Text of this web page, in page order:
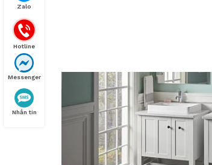
Zalo
Hotline
Messenger
Nhắn tin